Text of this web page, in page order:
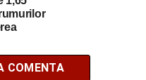
COMENTA